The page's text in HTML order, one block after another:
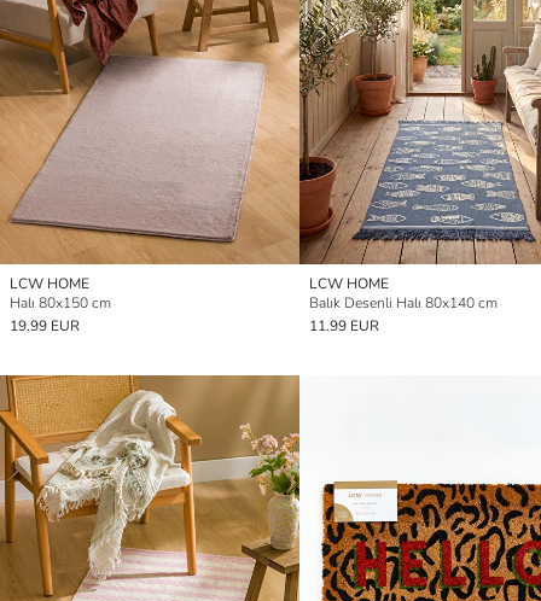
LCW HOME
Halı 80x150 cm
19.99 EUR
LCW HOME
Balık Desenli Halı 80x140 cm
11.99 EUR